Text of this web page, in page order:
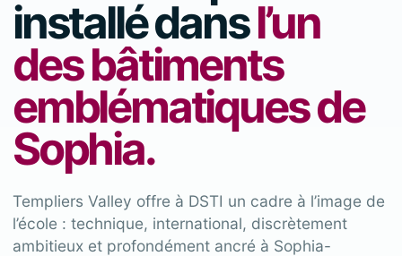
installé dansl’un
des bâtiments
emblématiques de
Sophia.
Templiers Valley offre à DSTI un cadre à l’image de
l’école : technique, international, discrètement
ambitieux et profondément ancré à Sophia-